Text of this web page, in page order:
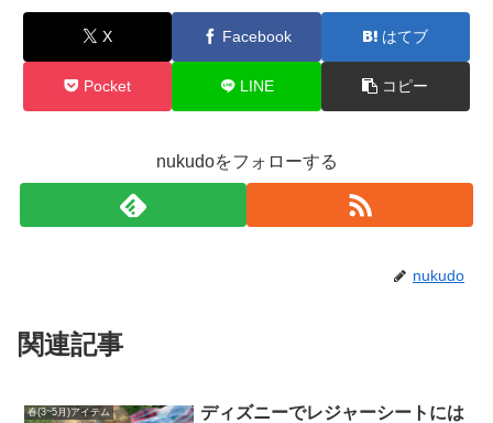
X Facebook はてブ
Pocket LINE コピー
nukudoをフォローする
nukudo
関連記事
春(3~5月)アイテム
ディズニーでレジャーシートには